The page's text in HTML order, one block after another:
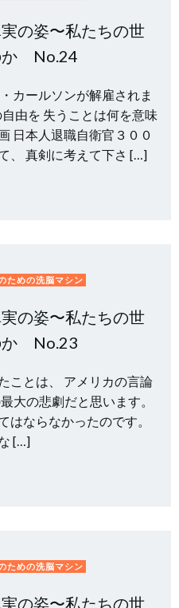
の姿〜私たちの世
か No.24
カールソンが解雇されま
由を 失うことは何を意味
日本人退職自衛官３００
、 真剣に考えて下さ […]
ための洗脳マシン
の姿〜私たちの世
か No.23
ことは、 アメリカの言論
大の悲劇だと思います。
はならなかったのです。
[…]
ための洗脳マシン
の姿〜私たちの世